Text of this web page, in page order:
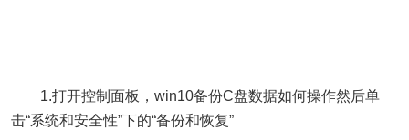
1.打开控制面板，win10备份C盘数据如何操作然后单
击“系统和安全性”下的“备份和恢复”